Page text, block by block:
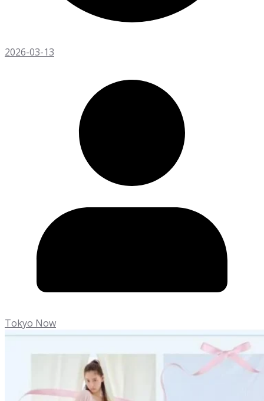
2026-03-13
Tokyo Now